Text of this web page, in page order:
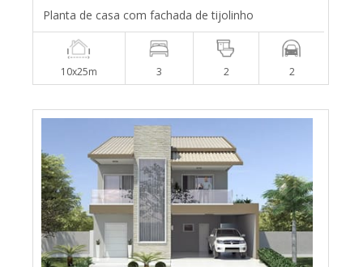
Planta de casa com fachada de tijolinho
10x25m 3 2 2